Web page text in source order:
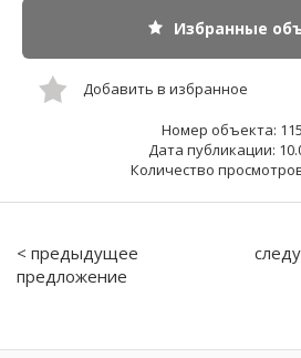
Избранные
Добавить в избранное
Номер объекта:
Дата публикации:
Количество
< предыдущее
предложение